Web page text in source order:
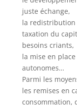
juste échange,
la redistribution
taxation du
besoins criants,
la mise en
autonomes…
Parmi les
les remises en
consommation,